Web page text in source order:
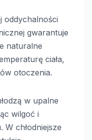
oddychalności
gwarantuje
naturalne
ciała,
otoczenia.
w upalne
wilgoć i
W chłodniejsze